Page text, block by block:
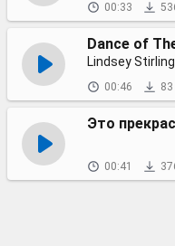
00:33
Dance of
Lindsey Stirling
00:46 83
Это
00:41